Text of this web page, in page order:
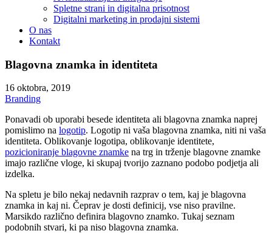
Spletne strani in digitalna prisotnost
Digitalni marketing in prodajni sistemi
O nas
Kontakt
Blagovna znamka in identiteta
16 oktobra, 2019
Branding
Ponavadi ob uporabi besede identiteta ali blagovna znamka naprej
pomislimo na logotip. Logotip ni vaša blagovna znamka, niti ni vaša
identiteta. Oblikovanje logotipa, oblikovanje identitete,
pozicioniranje blagovne znamke na trg in trženje blagovne znamke
imajo različne vloge, ki skupaj tvorijo zaznano podobo podjetja ali
izdelka.
Na spletu je bilo nekaj nedavnih razprav o tem, kaj je blagovna
znamka in kaj ni. Čeprav je dosti definicij, vse niso pravilne.
Marsikdo različno definira blagovno znamko. Tukaj seznam
podobnih stvari, ki pa niso blagovna znamka.